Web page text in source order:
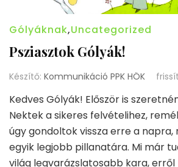
Gólyáknak,Uncategorized
Psziasztok Gólyák!
Készítő: Kommunikáció PPK HÖK
Kedves Gólyák! Először is
Nektek a sikeres felvételihez,
úgy gondoltok vissza erre a
egyik legjobb pillanatára. Mi már
világ legvarázslatosabb kara, erről